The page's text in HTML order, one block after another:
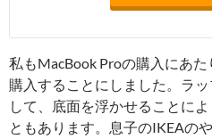
私もMacBook Proの購入にあ
購入することにしました。ラ
して、底面を浮かせることに
ともあります。息子のIKEAの